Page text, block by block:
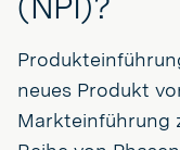
neues Produkt
Markteinführung